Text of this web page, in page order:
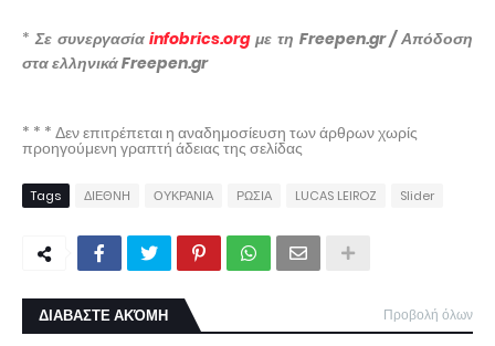
*Σε συνεργασίαinfobrics.orgμε τη Freepen.gr / Απόδοση
στα ελληνικά Freepen.gr
* * * Δεν επιτρέπεται η αναδημοσίευση των άρθρων χωρίς
προηγούμενη γραπτή άδειας της σελίδας
Tags ΔΙΕΘΝΗ ΟΥΚΡΑΝΙΑ ΡΩΣΙΑ LUCAS LEIROZ Slider
ΔΙΑΒΑΣΤΕ ΑΚΌΜΗ Προβολή όλων